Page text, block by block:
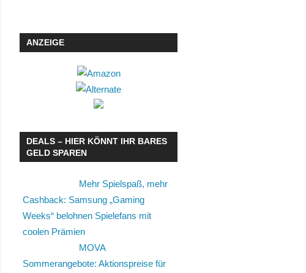
ANZEIGE
DEALS – HIER KÖNNT IHR BARES
GELD SPAREN
Mehr Spielspaß, mehr
Cashback: Samsung „Gaming
Weeks“ belohnen Spielefans mit
coolen Prämien
MOVA
Sommerangebote: Aktionspreise für